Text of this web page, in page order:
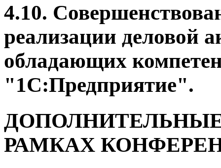
4.10.
реализации деловой
обладающих
"1С:Предприятие".
РАМКАХ